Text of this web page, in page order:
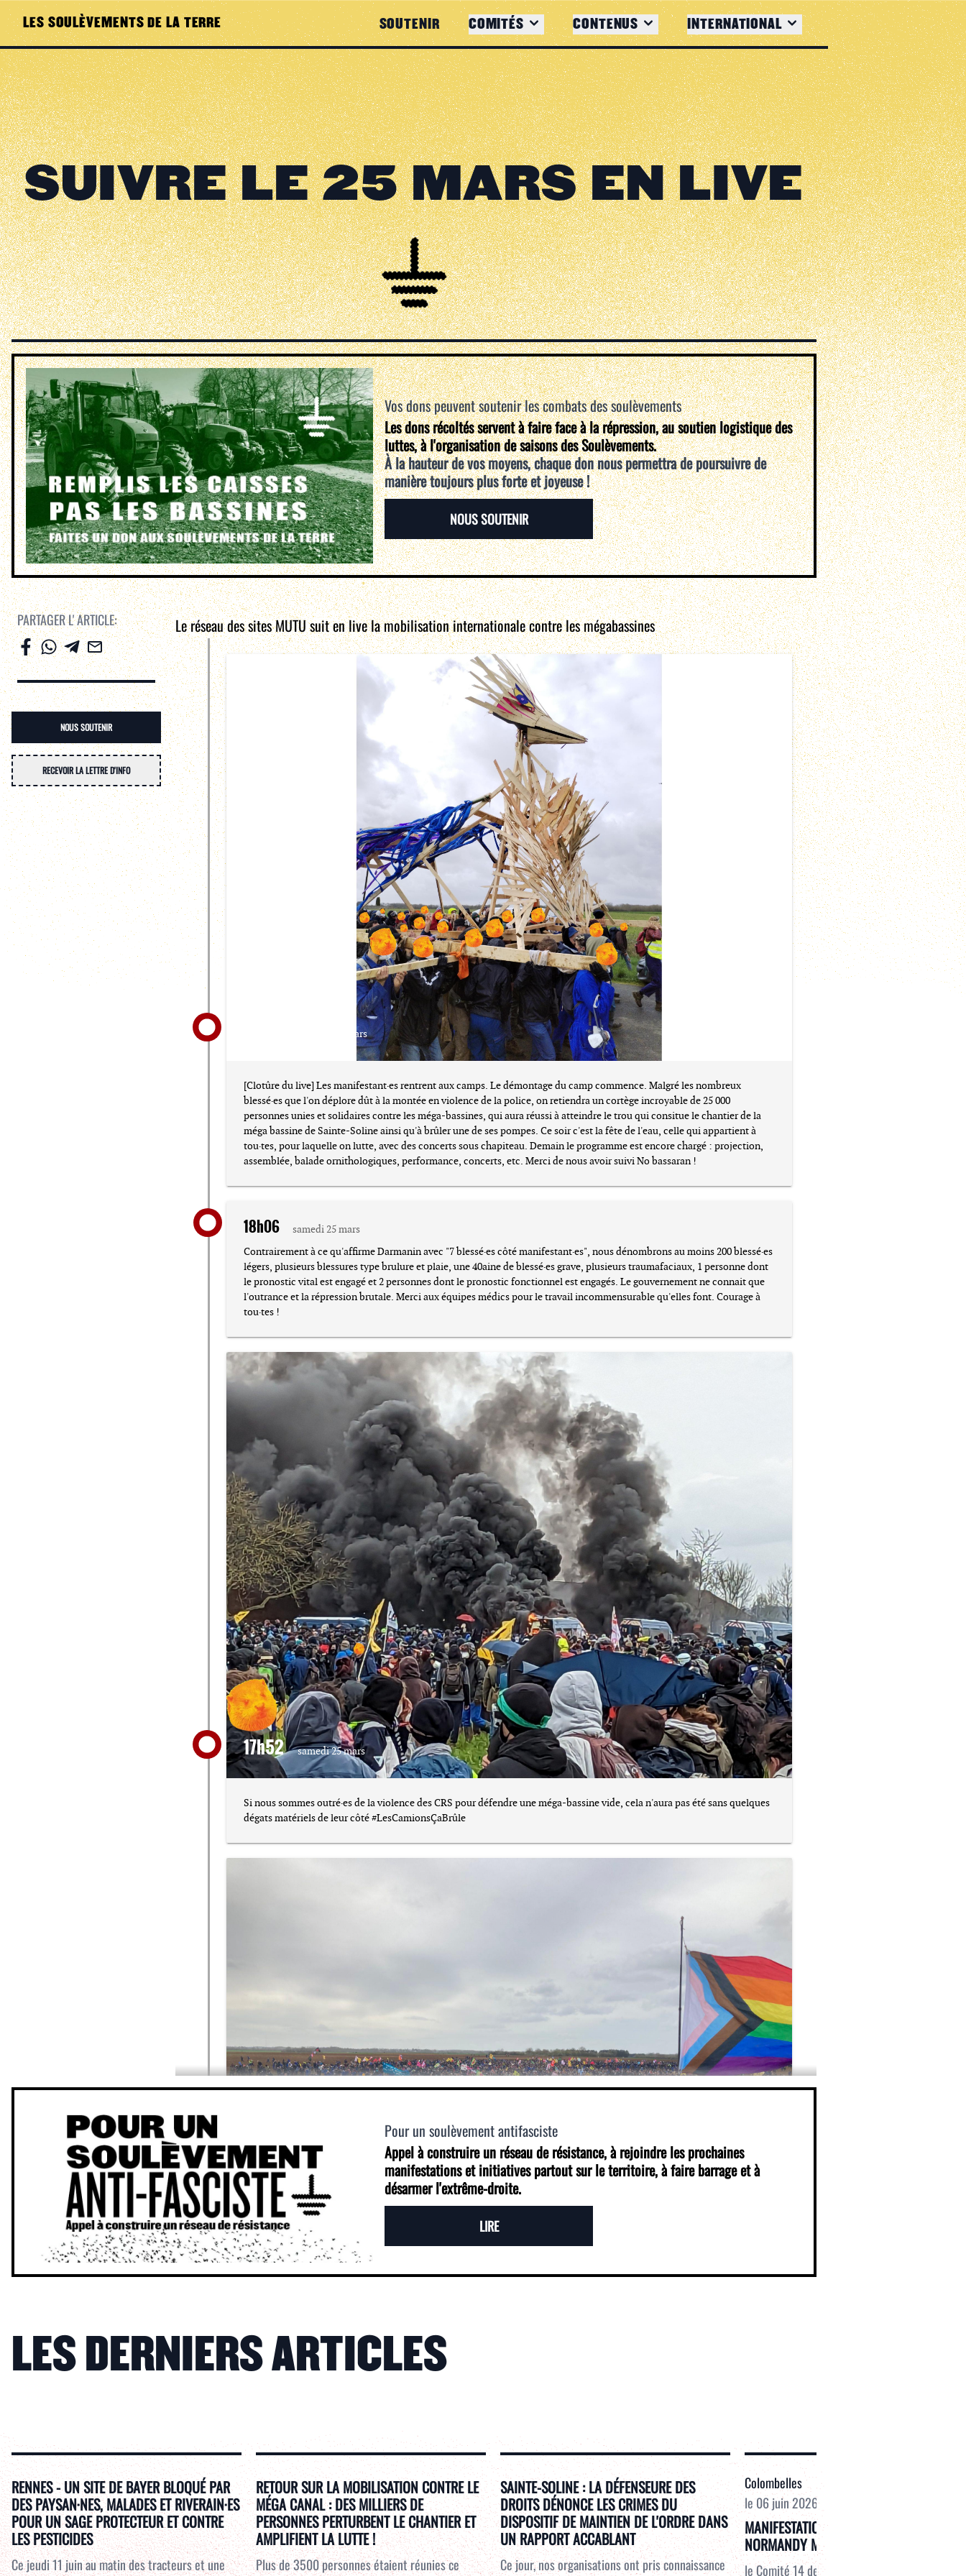
LES SOULÈVEMENTS DE LA TERRE SOUTENIR COMITÉS CONTENUS INTERNATIONAL
SUIVRE LE 25 MARS EN LIVE
Vos dons peuvent soutenir les combats des soulèvements
Les dons récoltés servent à faire face à la répression, au soutien logistique des
luttes, à l'organisation de saisons des Soulèvements.
À la hauteur de vos moyens, chaque don nous permettra de poursuivre de
manière toujours plus forte et joyeuse !
NOUS SOUTENIR
PARTAGER L' ARTICLE:
NOUS SOUTENIR
RECEVOIR LA LETTRE D'INFO
Le réseau des sites MUTU suit en live la mobilisation internationale contre les mégabassines
Pour un soulèvement antifasciste
Appel à construire un réseau de résistance, à rejoindre les prochaines
manifestations et initiatives partout sur le territoire, à faire barrage et à
désarmer l'extrême-droite.
LIRE
LES DERNIERS ARTICLES
RENNES - UN SITE DE BAYER BLOQUÉ PAR
DES PAYSAN·NES, MALADES ET RIVERAIN·ES
POUR UN SAGE PROTECTEUR ET CONTRE
LES PESTICIDES
Ce jeudi 11 juin au matin des tracteurs et une
RETOUR SUR LA MOBILISATION CONTRE LE
MÉGA CANAL : DES MILLIERS DE
PERSONNES PERTURBENT LE CHANTIER ET
AMPLIFIENT LA LUTTE !
Plus de 3500 personnes étaient réunies ce
SAINTE-SOLINE : LA DÉFENSEURE DES
DROITS DÉNONCE LES CRIMES DU
DISPOSITIF DE MAINTIEN DE L'ORDRE DANS
UN RAPPORT ACCABLANT
Ce jour, nos organisations ont pris connaissance
Colombelles
le06 juin 2026
MANIFESTATION CONTRE LE PROJET
NORMANDY MEMORY
le Comité 14 des Soulèvements de la terre et